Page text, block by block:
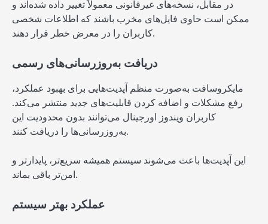
در مقابل، نسخه‌های غیرقانونی معمولاً تغییر داده شده‌اند و
ممکن است حاوی فایل‌های مخرب باشند که اطلاعات شخصی
کاربران را در معرض خطر قرار دهند.
دریافت به‌روزرسانی‌های رسمی
مایکروسافت به‌صورت منظم آپدیت‌هایی برای بهبود عملکرد،
رفع مشکلات و اضافه کردن قابلیت‌های جدید منتشر می‌کند.
کاربران ویندوز اورجینال می‌توانند بدون محدودیت این
به‌روزرسانی‌ها را دریافت کنند.
این آپدیت‌ها باعث می‌شوند سیستم همیشه سریع‌تر، پایدارتر و
امن‌تر باقی بماند.
عملکرد بهتر سیستم